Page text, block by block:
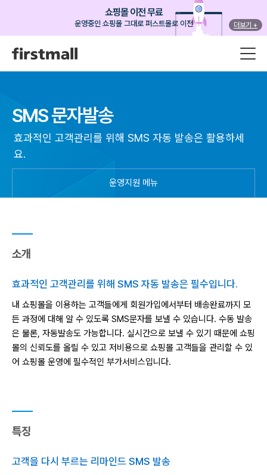
쇼핑몰 이전 무료
운영중인 쇼핑몰 그대로 퍼스트몰로 이전 더보기 +
SMS 문자발송
효과적인 고객관리를 위해 SMS 자동 발송은 활용하세
요.
운영지원 메뉴
소개
효과적인 고객관리를 위해 SMS 자동 발송은 필수입니다.
내 쇼핑몰을 이용하는 고객들에게 회원가입에서부터 배송완료까지 모
든 과정에 대해 알 수 있도록 SMS문자를 보낼 수 있습니다. 수동 발송
은 물론, 자동발송도 가능합니다. 실시간으로 보낼 수 있기 때문에 쇼핑
몰의 신뢰도를 올릴 수 있고 저비용으로 쇼핑몰 고객들을 관리할 수 있
어 쇼핑몰 운영에 필수적인 부가서비스입니다.
특징
고객을 다시 부르는 리마인드 SMS 발송